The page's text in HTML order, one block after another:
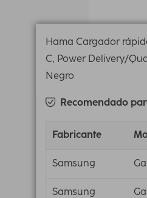
Hama Cargador
C, Power Delivery/
Negro
Recomendado
Fabricante
Samsung
Samsung